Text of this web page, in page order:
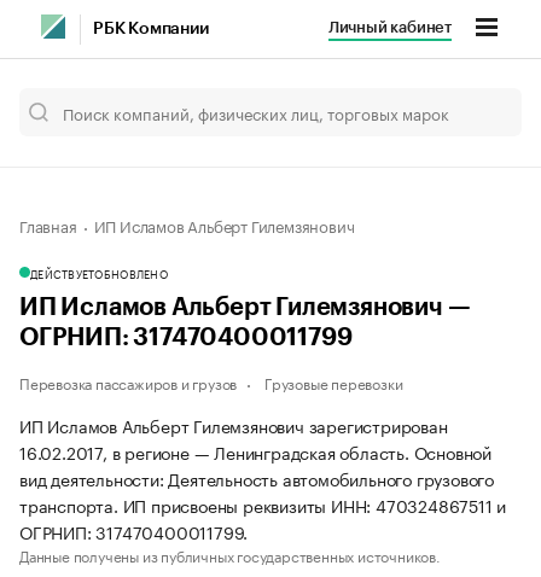
РБК Компании Личный кабинет
Главная ИП Исламов Альберт Гилемзянович
ДЕЙСТВУЕТОБНОВЛЕНО
ИП Исламов Альберт Гилемзянович —
ОГРНИП: 317470400011799
Перевозка пассажиров и грузов Грузовые перевозки
ИП Исламов Альберт Гилемзянович зарегистрирован
16.02.2017, в регионе — Ленинградская область. Основной
вид деятельности: Деятельность автомобильного грузового
транспорта. ИП присвоены реквизиты ИНН: 470324867511 и
ОГРНИП: 317470400011799.
Данные получены из публичных государственных источников.